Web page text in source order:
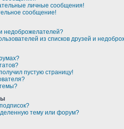
личные сообщения!
сообщение!
недоброжелателей?
из списков друзей и
пустую страницу!
тему или форум?